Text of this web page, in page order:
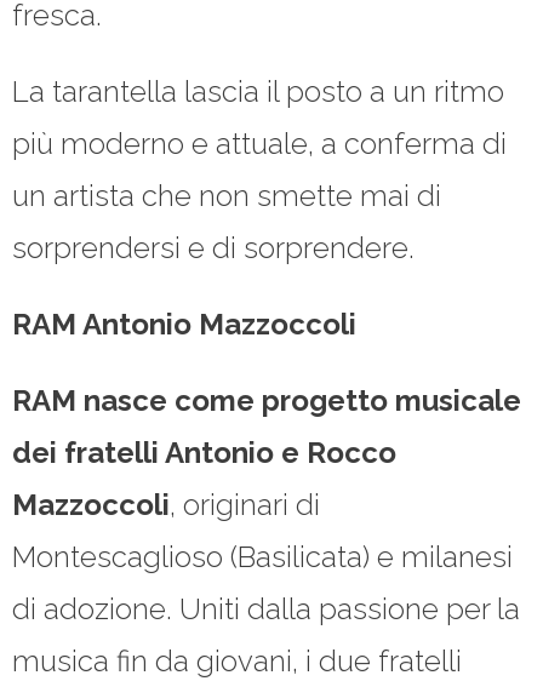
fresca.
La tarantella lascia il posto a un ritmo
più moderno e attuale, a conferma di
un artista che non smette mai di
sorprendersi e di sorprendere.
RAM Antonio Mazzoccoli
RAM nasce come progetto musicale
dei fratelli Antonio e Rocco
Mazzoccoli, originari di
Montescaglioso (Basilicata) e milanesi
di adozione. Uniti dalla passione per la
musica fin da giovani, i due fratelli